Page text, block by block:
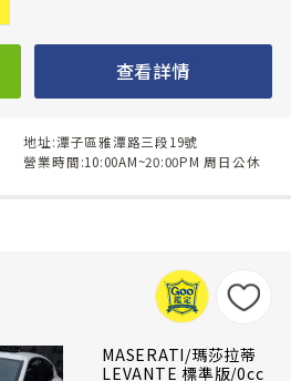
查看詳情
地址:潭子區雅潭路三段19號
營業時間:10:00AM~20:00PM 周日公休
MASERATI/瑪莎拉蒂
LEVANTE 標準版/0cc